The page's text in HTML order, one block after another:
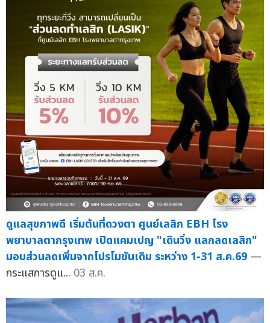
ดูแลสุขภาพดี เริ่มต้นที่ดวงตา ศูนย์เลสิก EBH โรง
พยาบาลตากรุงเทพ เปิดแคมเปญ "เดินวิ่ง แลกลดเลสิก"
มอบส่วนลดเพิ่มจากโปรโมชันเดิม ระหว่าง 1-31 ส.ค.69 —
กระแสการดูแ... 03 ส.ค.